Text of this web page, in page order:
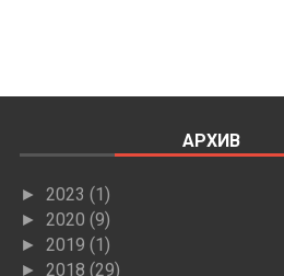
АРХИВ
► 2023 (1)
► 2020 (9)
► 2019 (1)
► 2018 (29)